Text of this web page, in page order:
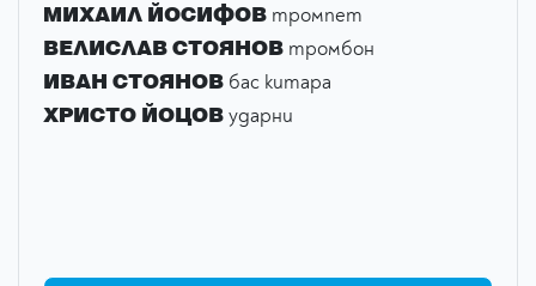
МИХАИЛ ЙОСИФОВ тромпет
ВЕЛИСЛАВ СТОЯНОВ тромбон
ИВАН СТОЯНОВ бас китара
ХРИСТО ЙОЦОВударни